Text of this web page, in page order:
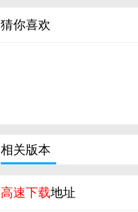
猜你喜欢
相关版本
高速下载地址